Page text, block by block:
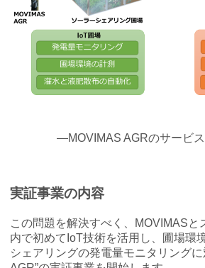
―MOVIMAS AGRのサービ
実証事業の内容
この問題を解決すべく、MOVIMASと
内で初めてIoT技術を活用し、圃場環
シェアリングの発電量モニタリング